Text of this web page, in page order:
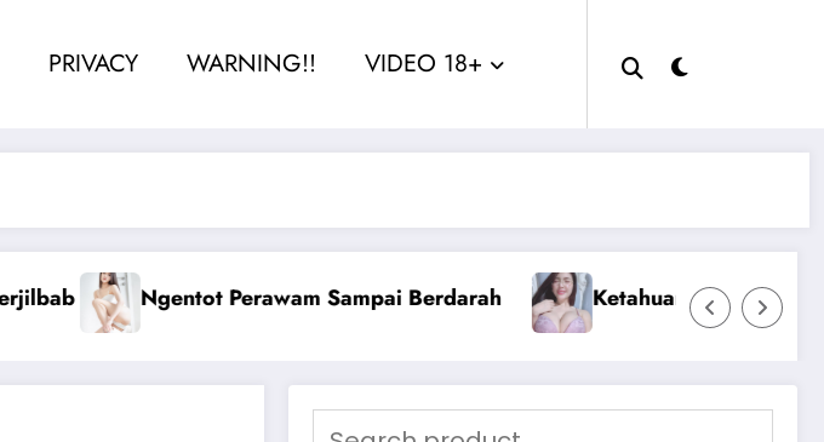
PRIVACY WARNING!! VIDEO 18+
Ketahuan Coli Dengan Kakak Nina Sange Berat Aku Ngentot Dengan